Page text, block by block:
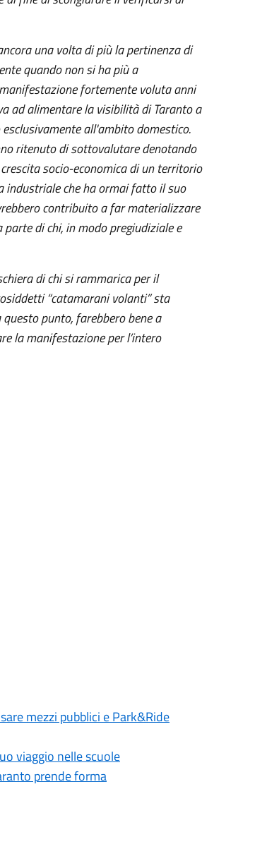
una volta di più la pertinenza di
quando non si ha più a
manifestazione fortemente voluta anni
ad alimentare la visibilità di Taranto a
all'ambito domestico.
ritenuto di sottovalutare denotando
socio-economica di un territorio
industriale che ha ormai fatto il suo
contribuito a far materializzare
di chi, in modo pregiudiziale e
di chi si rammarica per il
“catamarani volanti” sta
punto, farebbero bene a
la manifestazione per l’intero
mezzi pubblici e Park&Ride
viaggio nelle scuole
prende forma